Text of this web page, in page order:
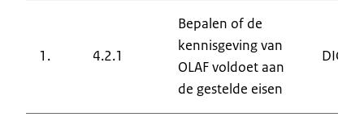
1. 4.2.1
Bepalen of de
kennisgeving van
OLAF voldoet aan
de gestelde eisen
DIC